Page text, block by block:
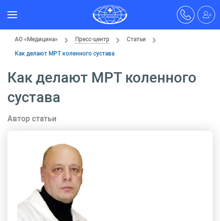
АО «Медицина» Пресс-центр
Статьи
Как делают МРТ коленного сустава
Как делают МРТ коленного
сустава
Автор статьи